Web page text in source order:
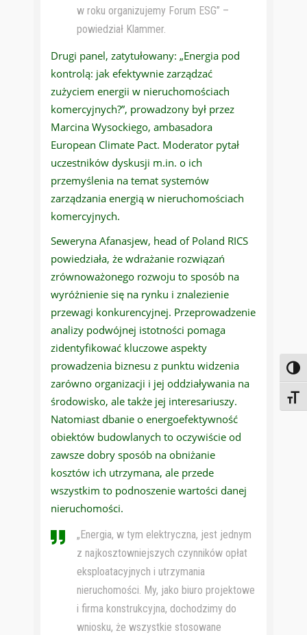
w roku organizujemy Forum ESG” –
powiedział Klammer.
Drugi panel, zatytułowany: „Energia pod
kontrolą: jak efektywnie zarządzać
zużyciem energii w nieruchomościach
komercyjnych?”, prowadzony był przez
Marcina Wysockiego, ambasadora
European Climate Pact. Moderator pytał
uczestników dyskusji m.in. o ich
przemyślenia na temat systemów
zarządzania energią w nieruchomościach
komercyjnych.
Seweryna Afanasjew, head of Poland RICS
powiedziała, że wdrażanie rozwiązań
zrównoważonego rozwoju to sposób na
wyróżnienie się na rynku i znalezienie
przewagi konkurencyjnej. Przeprowadzenie
analizy podwójnej istotności pomaga
zidentyfikować kluczowe aspekty
prowadzenia biznesu z punktu widzenia
zarówno organizacji i jej oddziaływania na
środowisko, ale także jej interesariuszy.
Natomiast dbanie o energoefektywność
obiektów budowlanych to oczywiście od
zawsze dobry sposób na obniżanie
kosztów ich utrzymana, ale przede
wszystkim to podnoszenie wartości danej
nieruchomości.
„Energia, w tym elektryczna, jest jednym
z najkosztowniejszych czynników opłat
eksploatacyjnych i utrzymania
nieruchomości. My, jako biuro projektowe
i firma konstrukcyjna, dochodzimy do
wniosku, że wszystkie stosowane